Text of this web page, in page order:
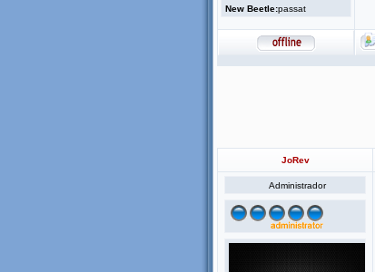
New Beetle:passat
JoRev
Administrador